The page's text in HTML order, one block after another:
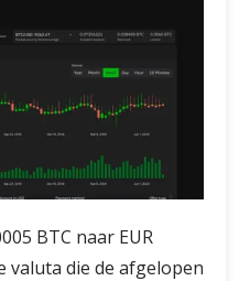
BTC naar EUR
valuta die de afgelopen